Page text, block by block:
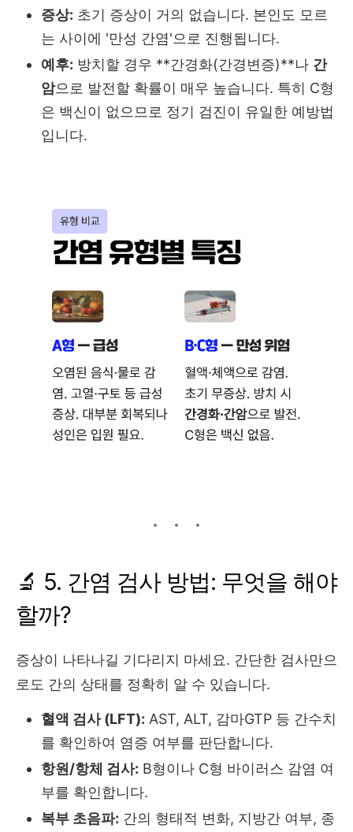
증상: 초기 증상이 거의 없습니다. 본인도 모르
는 사이에 '만성 간염'으로 진행됩니다.
예후: 방치할 경우 **간경화(간경변증)**나 간
암으로 발전할 확률이 매우 높습니다. 특히 C형
은 백신이 없으므로 정기 검진이 유일한 예방법
입니다.
🔬 5. 간염 검사 방법: 무엇을 해야
할까?
증상이 나타나길 기다리지 마세요. 간단한 검사만으
로도 간의 상태를 정확히 알 수 있습니다.
혈액 검사 (LFT): AST, ALT, 감마GTP 등 간수치
를 확인하여 염증 여부를 판단합니다.
항원/항체 검사: B형이나 C형 바이러스 감염 여
부를 확인합니다.
복부 초음파: 간의 형태적 변화, 지방간 여부, 종